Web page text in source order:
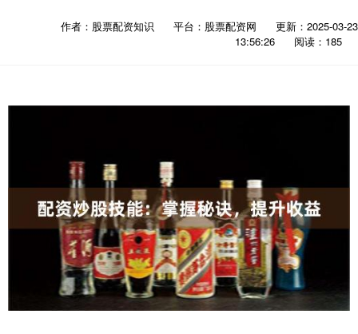
作者：股票配资知识 平台：股票配资网
更新：2025-03-23
13:56:26
阅读：185